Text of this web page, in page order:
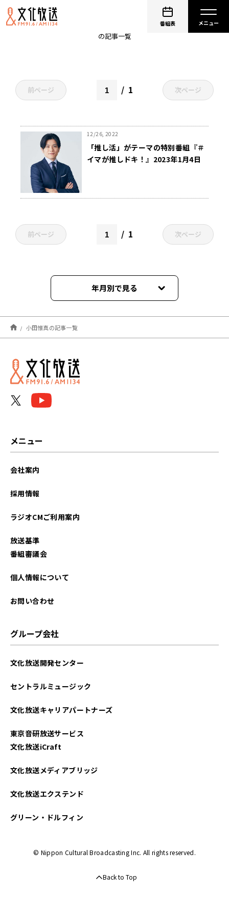
番組表
の記事一覧
前ページ 1 次ページ
12/26, 2022
「推し活」がテーマの特別番組『＃
イマが推しドキ！』2023年1月4日
前ページ 1 次ページ
年月別で見る
2026年05月
2023年03月
2023年01月
小田惟真の記事一覧
メニュー
会社案内
採用情報
ラジオCMご利用案内
放送基準
番組審議会
個人情報について
お問い合わせ
グループ会社
文化放送開発センター
セントラルミュージック
文化放送キャリアパートナーズ
東京音研放送サービス
文化放送iCraft
文化放送メディアブリッジ
文化放送エクステンド
グリーン・ドルフィン
© Nippon Cultural Broadcasting Inc. All rights reserved.
Back to Top